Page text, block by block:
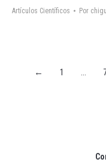
Artículos Científicos Por
← 1 …